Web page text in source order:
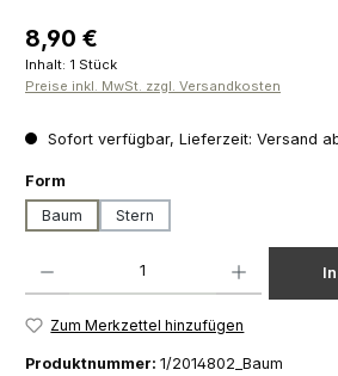
Regulärer Preis:
8,90 €
Inhalt: 1 Stück
Preise inkl. MwSt. zzgl. Versandkosten
Sofort verfügbar, Lieferzeit: Versand
Form
Baum
Stern
Zum Merkzettel hinzufügen
Produktnummer: 1/2014802_Baum